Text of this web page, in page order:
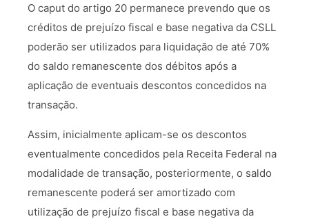
O caput do artigo 20 permanece prevendo que os
créditos de prejuízo fiscal e base negativa da CSLL
poderão ser utilizados para liquidação de até 70%
do saldo remanescente dos débitos após a
aplicação de eventuais descontos concedidos na
transação.
Assim, inicialmente aplicam-se os descontos
eventualmente concedidos pela Receita Federal na
modalidade de transação, posteriormente, o saldo
remanescente poderá ser amortizado com
utilização de prejuízo fiscal e base negativa da